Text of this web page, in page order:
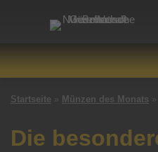
Startseite » Münzen des Monats »
Die